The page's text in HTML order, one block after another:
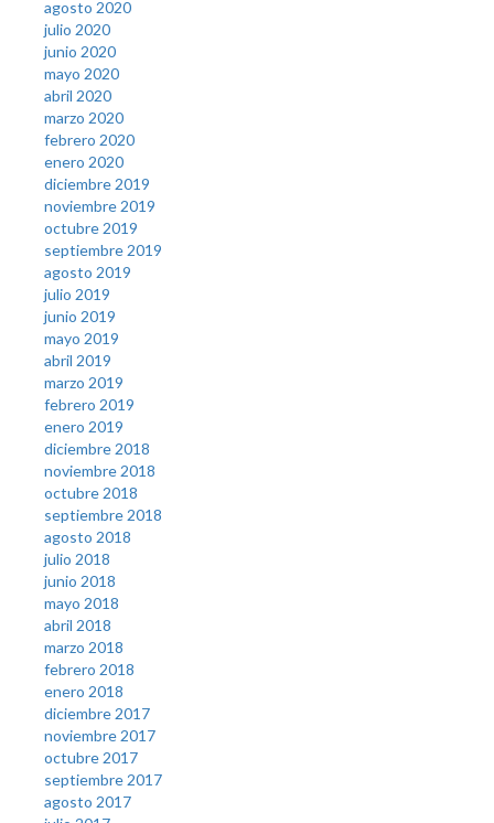
agosto 2020
julio 2020
junio 2020
mayo 2020
abril 2020
marzo 2020
febrero 2020
enero 2020
diciembre 2019
noviembre 2019
octubre 2019
septiembre 2019
agosto 2019
julio 2019
junio 2019
mayo 2019
abril 2019
marzo 2019
febrero 2019
enero 2019
diciembre 2018
noviembre 2018
octubre 2018
septiembre 2018
agosto 2018
julio 2018
junio 2018
mayo 2018
abril 2018
marzo 2018
febrero 2018
enero 2018
diciembre 2017
noviembre 2017
octubre 2017
septiembre 2017
agosto 2017